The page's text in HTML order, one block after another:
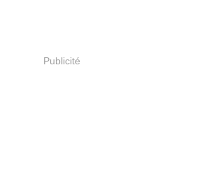
Publicité